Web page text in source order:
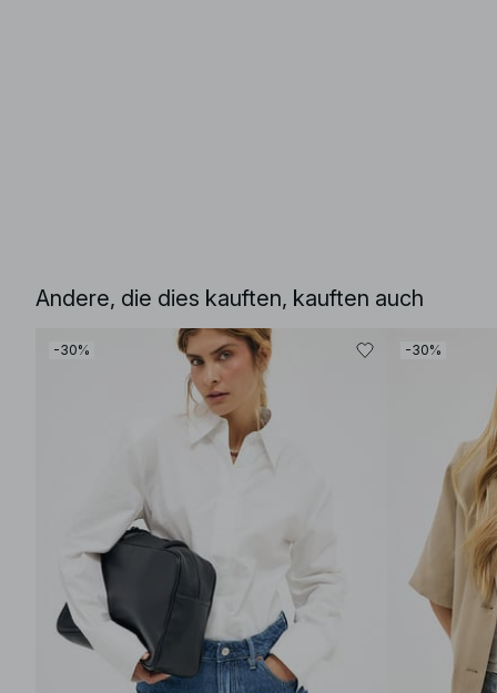
Andere, die dies kauften, kauften auch
-30% -30%